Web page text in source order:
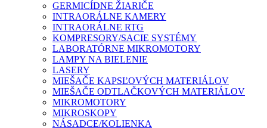
GERMICÍDNE ŽIARIČE
INTRAORÁLNE KAMERY
INTRAORÁLNE RTG
KOMPRESORY/SACIE SYSTÉMY
LABORATÓRNE MIKROMOTORY
LAMPY NA BIELENIE
LASERY
MIEŠAČE KAPSĽOVÝCH MATERIÁLOV
MIEŠAČE ODTLAČKOVÝCH MATERIÁLOV
MIKROMOTORY
MIKROSKOPY
NÁSADCE/KOLIENKA